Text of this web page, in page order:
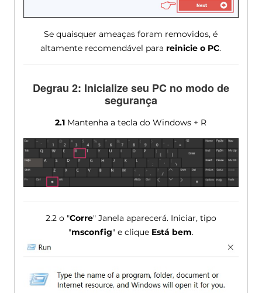
Se quaisquer ameaças foram removidos, é
altamente recomendável para reinicie o PC.
Degrau 2: Inicialize seu PC no modo de
segurança
2.1 Mantenha a tecla do Windows + R
2.2 o "Corre" Janela aparecerá. Iniciar, tipo
"msconfig" e clique Está bem.